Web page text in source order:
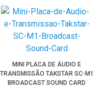
MINI PLACA DE ÁUDIO E
TRANSMISSÃO TAKSTAR SC-M1
BROADCAST SOUND CARD